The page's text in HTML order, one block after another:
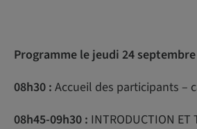
Programme le jeudi 24
08h30 : Accueil des participants –
08h45-09h30 : INTRODUCTION ET